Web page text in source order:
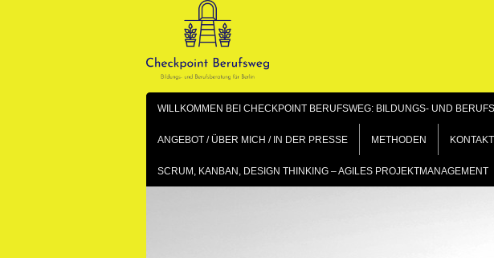
WILLKOMMEN BEI CHECKPOINT BERUFSWEG: BILDUNGS- UND
ANGEBOT / ÜBER MICH / IN DER PRESSE METHODEN
SCRUM, KANBAN, DESIGN THINKING – AGILES PROJEKTMANAGEMENT